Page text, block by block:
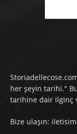
her şeyin tarihi."
tarihine dair ilginç
Bize ulaşın: